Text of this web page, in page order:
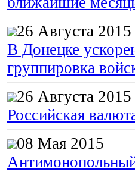
26 Августа 2015
В Донецке
группировка
26 Августа 2015
Российская
08 Мая 2015
Антимонопольный